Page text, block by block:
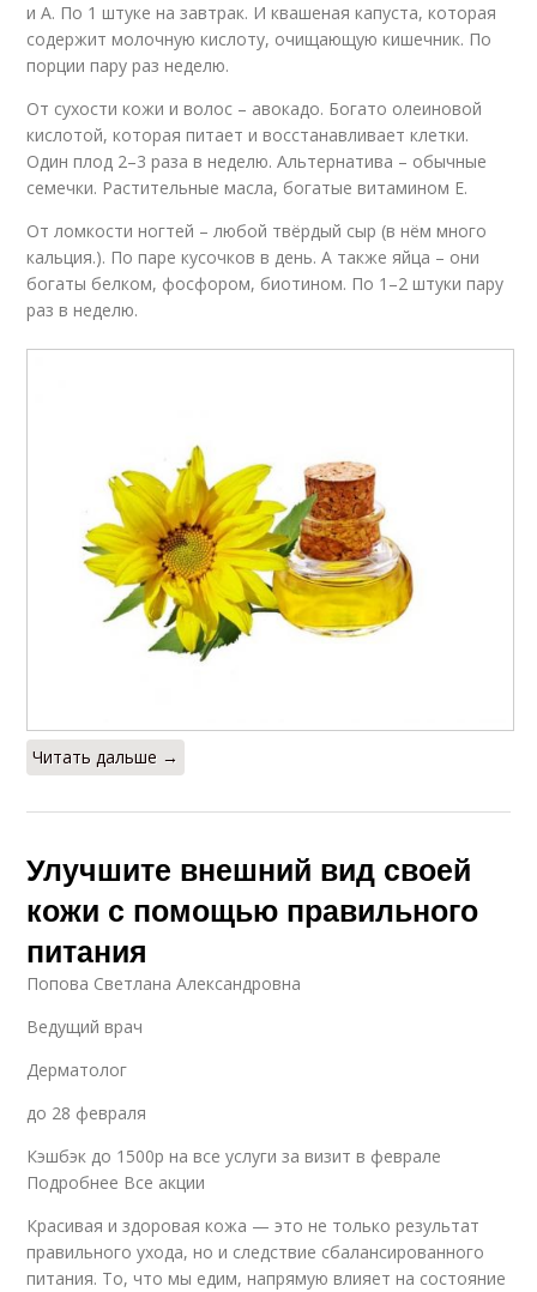
и А. По 1 штуке на завтрак. И квашеная капуста, которая
содержит молочную кислоту, очищающую кишечник. По
порции пару раз неделю.
От сухости кожи и волос – авокадо. Богато олеиновой
кислотой, которая питает и восстанавливает клетки.
Один плод 2–3 раза в неделю. Альтернатива – обычные
семечки. Растительные масла, богатые витамином Е.
От ломкости ногтей – любой твёрдый сыр (в нём много
кальция.). По паре кусочков в день. А также яйца – они
богаты белком, фосфором, биотином. По 1–2 штуки пару
раз в неделю.
Читать дальше →
Улучшите внешний вид своей
кожи с помощью правильного
питания
Попова Светлана Александровна
Ведущий врач
Дерматолог
до 28 февраля
Кэшбэк до 1500р на все услуги за визит в феврале
Подробнее Все акции
Красивая и здоровая кожа — это не только результат
правильного ухода, но и следствие сбалансированного
питания. То, что мы едим, напрямую влияет на состояние